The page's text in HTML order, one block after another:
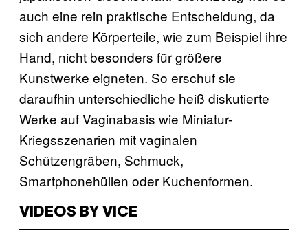
auch eine rein praktische Entscheidung, da
sich andere Körperteile, wie zum Beispiel ihre
Hand, nicht besonders für größere
Kunstwerke eigneten. So erschuf sie
daraufhin unterschiedliche heiß diskutierte
Werke auf Vaginabasis wie Miniatur-
Kriegsszenarien mit vaginalen
Schützengräben, Schmuck,
Smartphonehüllen oder Kuchenformen.
VIDEOS BY VICE